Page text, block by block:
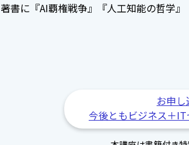
著書に『AI覇権戦争』『人工知能の哲学』
お申し
今後ともビジネス＋